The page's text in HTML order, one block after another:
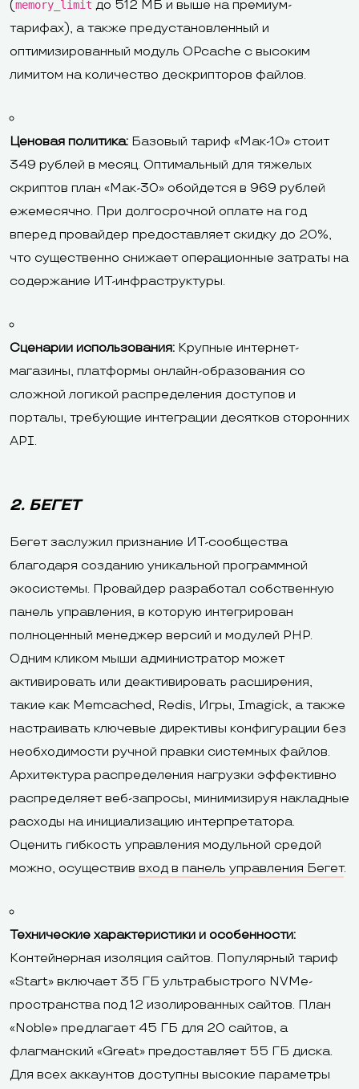
(memory_limit до 512 МБ и выше на премиум-
тарифах), а также предустановленный и
оптимизированный модуль OPcache с высоким
лимитом на количество дескрипторов файлов.
Ценовая политика: Базовый тариф «Мак-10» стоит
349 рублей в месяц. Оптимальный для тяжелых
скриптов план «Мак-30» обойдется в 969 рублей
ежемесячно. При долгосрочной оплате на год
вперед провайдер предоставляет скидку до 20%,
что существенно снижает операционные затраты на
содержание ИТ-инфраструктуры.
Сценарии использования: Крупные интернет-
магазины, платформы онлайн-образования со
сложной логикой распределения доступов и
порталы, требующие интеграции десятков сторонних
API.
2. БЕГЕТ
Бегет заслужил признание ИТ-сообщества
благодаря созданию уникальной программной
экосистемы. Провайдер разработал собственную
панель управления, в которую интегрирован
полноценный менеджер версий и модулей PHP.
Одним кликом мыши администратор может
активировать или деактивировать расширения,
такие как Memcached, Redis, Игры, Imagick, а также
настраивать ключевые директивы конфигурации без
необходимости ручной правки системных файлов.
Архитектура распределения нагрузки эффективно
распределяет веб-запросы, минимизируя накладные
расходы на инициализацию интерпретатора.
Оценить гибкость управления модульной средой
можно, осуществив вход в панель управления Бегет.
Технические характеристики и особенности:
Контейнерная изоляция сайтов. Популярный тариф
«Start» включает 35 ГБ ультрабыстрого NVMe-
пространства под 12 изолированных сайтов. План
«Noble» предлагает 45 ГБ для 20 сайтов, а
флагманский «Great» предоставляет 55 ГБ диска.
Для всех аккаунтов доступны высокие параметры